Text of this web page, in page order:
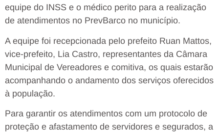
equipe do INSS e o médico perito para a realização
de atendimentos no PrevBarco no município.
A equipe foi recepcionada pelo prefeito Ruan Mattos,
vice-prefeito, Lia Castro, representantes da Câmara
Municipal de Vereadores e comitiva, os quais estarão
acompanhando o andamento dos serviços oferecidos
à população.
Para garantir os atendimentos com um protocolo de
proteção e afastamento de servidores e segurados, a